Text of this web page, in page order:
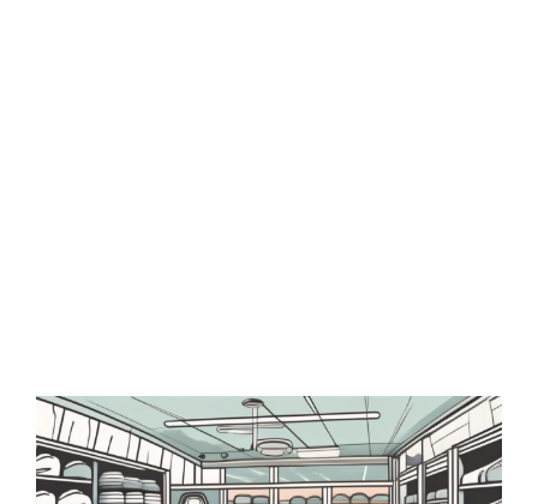
Zeige
grösseres
Bild